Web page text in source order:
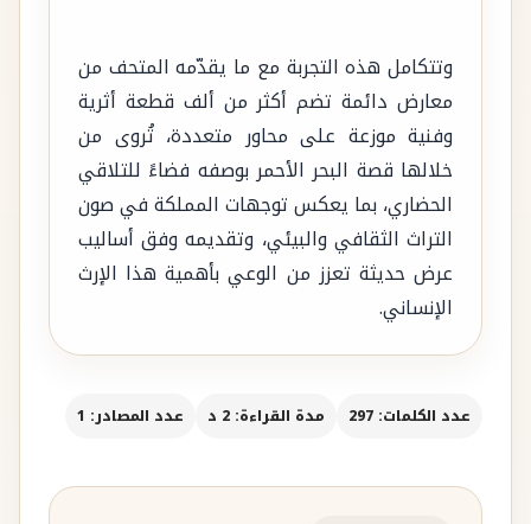
وتتكامل هذه التجربة مع ما يقدّمه المتحف من
معارض دائمة تضم أكثر من ألف قطعة أثرية
وفنية موزعة على محاور متعددة، تُروى من
خلالها قصة البحر الأحمر بوصفه فضاءً للتلاقي
الحضاري، بما يعكس توجهات المملكة في صون
التراث الثقافي والبيئي، وتقديمه وفق أساليب
عرض حديثة تعزز من الوعي بأهمية هذا الإرث
الإنساني.
عدد الكلمات: 297 مدة القراءة: 2 د عدد المصادر: 1